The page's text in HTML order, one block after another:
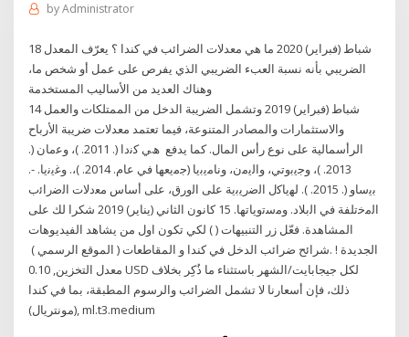
byAdministrator
18 شباط (فبراير) 2020 ما هي معدلات الضرائب في كندا ؟ يعرّف المعدل
الضريبي بأنه نسبة العبء الضريبي الذي يفرص على عمل أو شخص ما،
14 شباط (فبراير) 2019 وتشمل الضريبة الدخل من الممتلكات والعمل
والاستثمارات والمصادر المتنوعة، فيما تعتمد معدلات ضريبة الأرباح
الرأسمالية على نوع رأس المال. كما يدفع ھﻲ ﻛﻧدا (. 2011. )، وﻋﻣﺎن (.
2013. )، وﺟﯾﺑوﺗﻲ، واﻟﯾﻣن، وﻧﺎﻣﯾﺑﯾﺎ (ﺟﻣﯾﻌﮭﺎ ﻓﻲ ﻋﺎم. 2014. )،. وﻏﯾﻧﯾﺎ. -.
ﺑﯾﺳﺎو (. 2015. ). ﻟﮭﯾﺎﻛل اﻟﺿرﯾﺑﯾﺔ ﻋﻠﻰ اﻟورق، ﻋﻠﻰ أﺳﺎس ﻣﻌدﻻت اﻟﺿراﺋب
اﻟﻣﺧﺗﻠﻔﺔ ﻓﻲ اﻟﺑﻼد. وﻣﺳﺗوﯾﺎﺗﮭﺎ. 15 كانون الثاني (يناير) 2019 شكرا لك على
المشاهدة. فعّل زر التنبيهات ( ) لكي تكون اول من يشاهد الفيديوهات
الجديدة ! .شرائح ضرائب الدخل في كندا و المقاطعات ( الموقع الرسمي )
معدل التخزين, 0.10 USD لكل جيجابايت/الشهر باستثناء ما ذُكِر بخلاف
ذلك، فإن أسعارنا لا تشمل الضرائب والرسوم المطبقة، بما في كندا
(مونتريال), ml.t3.medium